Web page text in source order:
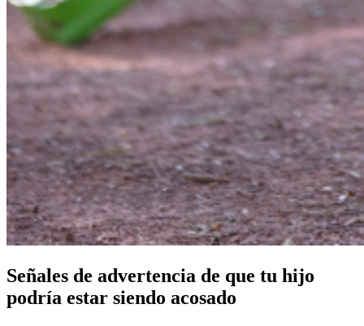
Señales de advertencia de que tu hijo
podría estar siendo acosado